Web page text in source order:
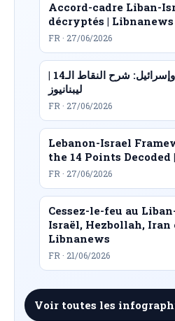
Accord-cadre Liban-
décryptés | Libnanews
FR · 27/06/2026
الاتفاق الإطار بين لبنان وإسرائيل: شرح النقاط الـ14 |
ليبنانيوز
FR · 27/06/2026
Lebanon-Israel
the 14 Points
FR · 27/06/2026
Cessez-le-feu au
Israël, Hezbollah, Iran
Libnanews
FR · 21/06/2026
Voir toutes les